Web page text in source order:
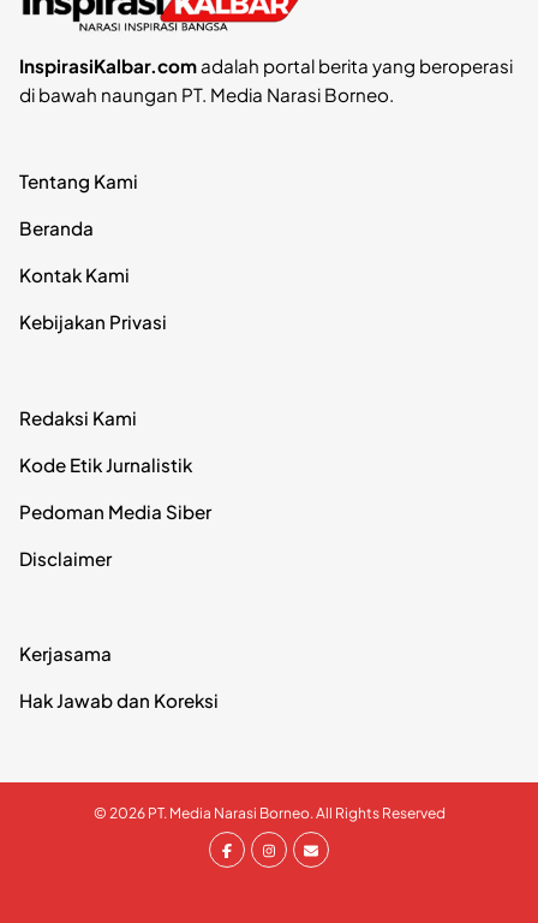
InspirasiKalbar.comadalah portal berita yang beroperasi
di bawah naungan PT. Media Narasi Borneo.
Tentang Kami
Beranda
Kontak Kami
Kebijakan Privasi
Redaksi Kami
Kode Etik Jurnalistik
Pedoman Media Siber
Disclaimer
Kerjasama
Hak Jawab dan Koreksi
© 2026 PT. Media Narasi Borneo. All Rights Reserved